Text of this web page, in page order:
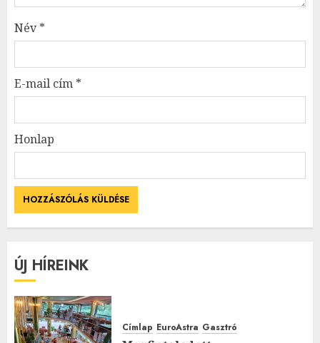
Név*
E-mail cím *
Honlap
ÚJ HÍREINK
Címlap EuroAstra Gasztró